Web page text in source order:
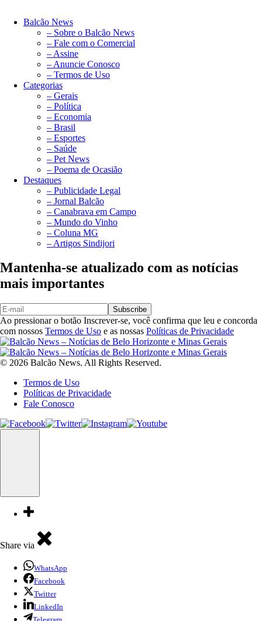
Balcão News
– Sobre o Balcão News
– Fale com o Comercial
– Assine
– Anuncie Conosco
– Termos de Uso
Categorias
– Gerais
– Política
– Economia
– Brasil
– Esportes
– Saúde
– Pet News
– Poema de Ocasião
Destaques
– Publicidade Legal
– Jornal Balcão
– Canabrava em Campo
– Mundo do Vinho
– Coluna MG
– Artigos Sindijori
Mantenha-se atualizado com as notícias
mais importantes
Subscribe
Ao pressionar o botão Inscrever-se, você confirma que leu e concorda
com nossos Termos de Uso e as nossas Políticas de Privacidade
© 2026 Balcão News. All Rights Reserved.
Termos de Uso
Políticas de Privacidade
Fale Conosco
Share via
WhatsApp
Facebook
Twitter
LinkedIn